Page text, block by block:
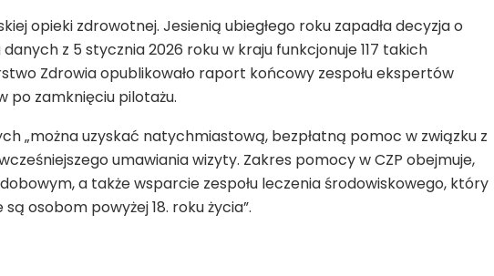
opieki zdrowotnej. Jesienią ubiegłego roku zapadła decyzja o
z 5 stycznia 2026 roku w kraju funkcjonuje 117 takich
Zdrowia opublikowało raport końcowy zespołu ekspertów
po zamknięciu pilotażu.
„można uzyskać natychmiastową, bezpłatną pomoc w związku z
umawiania wizyty. Zakres pomocy w CZP obejmuje,
a także wsparcie zespołu leczenia środowiskowego, który
osobom powyżej 18. roku życia”.